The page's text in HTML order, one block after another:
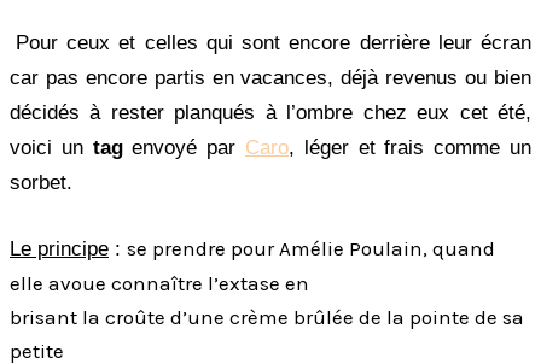
Pour ceux et celles qui sont encore derrière leur écran
car pas encore partis en vacances, déjà revenus ou bien
décidés à rester planqués à l’ombre chez eux cet été,
voici untagenvoyé par Caro, léger et frais comme un
sorbet.
Le principe : se prendre pour Amélie Poulain, quand
elle avoue connaître l’extase en
brisant la croûte d’une crème brûlée de la pointe de sa
petite